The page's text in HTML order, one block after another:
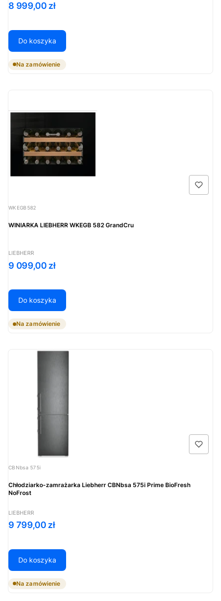
Cena
8 999,00 zł
Do koszyka
Na zamówienie
Kod produktu
WKEGB582
WINIARKA LIEBHERR WKEGB 582 GrandCru
PRODUCENT
LIEBHERR
Cena
9 099,00 zł
Do koszyka
Na zamówienie
Kod produktu
CBNbsa 575i
Chłodziarko-zamrażarka Liebherr CBNbsa 575i Prime BioFresh
NoFrost
PRODUCENT
LIEBHERR
Cena
9 799,00 zł
Do koszyka
Na zamówienie